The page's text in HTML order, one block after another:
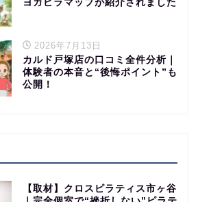
ヨガピラマップが紹介されました
2026年7月13日
カルド戸塚店の口コミ全件分析｜
体験者の本音と“後悔ポイント”も
公開！
【取材】クロスピラティス市ヶ谷